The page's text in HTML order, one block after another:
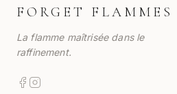
FORGET FLAMMES
La flamme maîtrisée dans le
raffinement.